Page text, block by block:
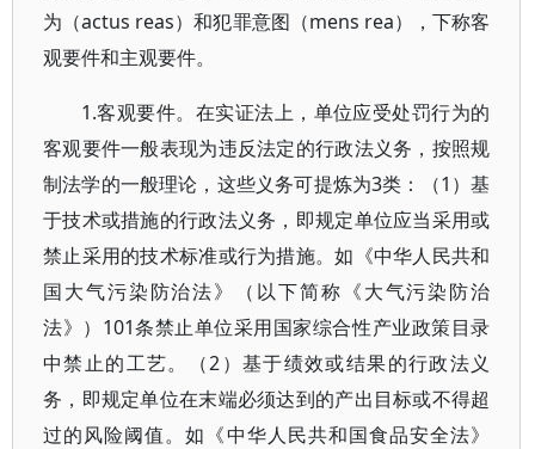
为（actus reas）和犯罪意图（mens rea），下称客
观要件和主观要件。
1.客观要件。在实证法上，单位应受处罚行为的
客观要件一般表现为违反法定的行政法义务，按照规
制法学的一般理论，这些义务可提炼为3类：（1）基
于技术或措施的行政法义务，即规定单位应当采用或
禁止采用的技术标准或行为措施。如《中华人民共和
国大气污染防治法》（以下简称《大气污染防治
法》）101条禁止单位采用国家综合性产业政策目录
中禁止的工艺。（2）基于绩效或结果的行政法义
务，即规定单位在末端必须达到的产出目标或不得超
过的风险阈值。如《中华人民共和国食品安全法》